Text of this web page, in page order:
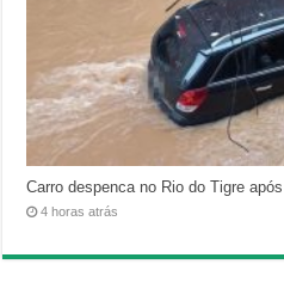
Carro despenca no Rio do Tigre
4 horas atrás